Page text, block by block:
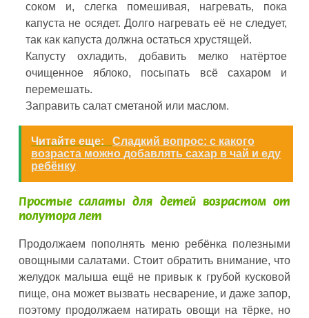
соком и, слегка помешивая, нагревать, пока
капуста не осядет. Долго нагревать её не следует,
так как капуста должна остаться хрустящей.
Капусту охладить, добавить мелко натёртое
очищенное яблоко, посыпать всё сахаром и
перемешать.
Заправить салат сметаной или маслом.
Читайте еще:
Сладкий вопрос: с какого
возраста можно добавлять сахар в чай и еду
ребёнку
Простые салаты для детей возрастом от
полутора лет
Продолжаем пополнять меню ребёнка полезными
овощными салатами. Стоит обратить внимание, что
желудок малыша ещё не привык к грубой кусковой
пище, она может вызвать несварение, и даже запор,
поэтому продолжаем натирать овощи на тёрке, но